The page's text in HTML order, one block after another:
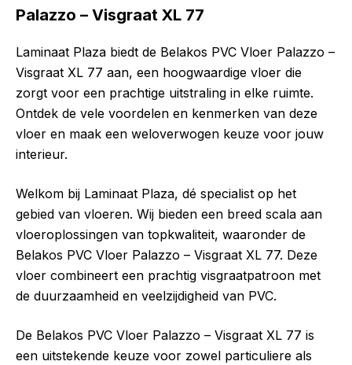
Palazzo – Visgraat XL 77
Laminaat Plaza biedt de Belakos PVC Vloer Palazzo –
Visgraat XL 77 aan, een hoogwaardige vloer die
zorgt voor een prachtige uitstraling in elke ruimte.
Ontdek de vele voordelen en kenmerken van deze
vloer en maak een weloverwogen keuze voor jouw
interieur.
Welkom bij Laminaat Plaza, dé specialist op het
gebied van vloeren. Wij bieden een breed scala aan
vloeroplossingen van topkwaliteit, waaronder de
Belakos PVC Vloer Palazzo – Visgraat XL 77. Deze
vloer combineert een prachtig visgraatpatroon met
de duurzaamheid en veelzijdigheid van PVC.
De Belakos PVC Vloer Palazzo – Visgraat XL 77 is
een uitstekende keuze voor zowel particuliere als